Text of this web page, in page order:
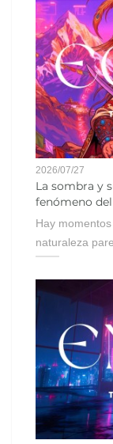
2026/07/27
La sombra y
fenómeno
Hay
naturaleza